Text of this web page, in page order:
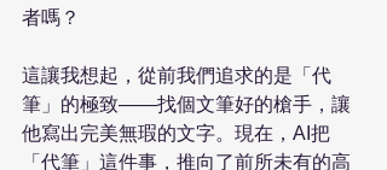
者嗎？
這讓我想起，從前我們追求的是「代
筆」的極致——找個文筆好的槍手，讓
他寫出完美無瑕的文字。現在，AI把
「代筆」這件事，推向了前所未有的高